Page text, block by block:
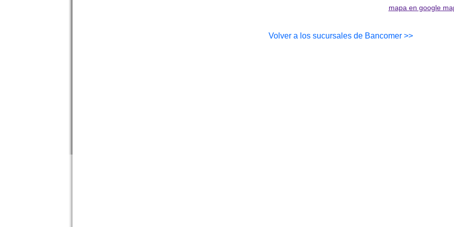
mapa en google
Volver a los sucursales de Bancomer >>